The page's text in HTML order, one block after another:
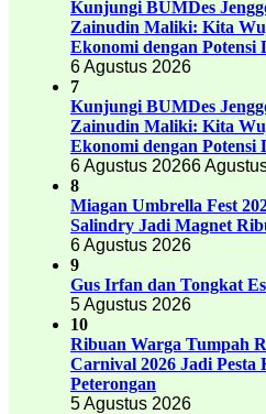
Kunjungi BUMDes
Zainudin Maliki: Kita
Ekonomi dengan Potensi
6 Agustus 2026
7
Kunjungi BUMDes
Zainudin Maliki: Kita
Ekonomi dengan Potensi
6 Agustus 20266
8
Miagan Umbrella Fest
Salindry Jadi Magnet
6 Agustus 2026
9
Gus Irfan dan Tongkat
5 Agustus 2026
10
Ribuan Warga Tumpah
Carnival 2026 Jadi Pesta
Peterongan
5 Agustus 2026